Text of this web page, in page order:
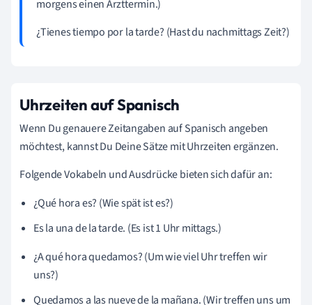
morgens einen Arzttermin.)
¿Tienes tiempo por la tarde? (Hast du nachmittags Zeit?)
Uhrzeiten auf Spanisch
Wenn Du genauere Zeitangaben auf Spanisch angeben
möchtest, kannst Du Deine Sätze mit Uhrzeiten ergänzen.
Folgende Vokabeln und Ausdrücke bieten sich dafür an:
¿Qué hora es? (Wie spät ist es?)
Es la una de la tarde. (Es ist 1 Uhr mittags.)
¿A qué hora quedamos? (Um wie viel Uhr treffen wir
uns?)
Quedamos a las nueve de la mañana. (Wir treffen uns um